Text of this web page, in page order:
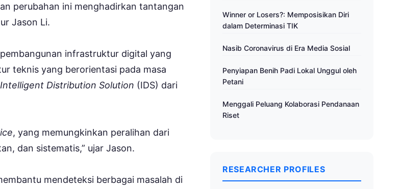
perubahan ini menghadirkan tantangan
Jason Li.
infrastruktur digital yang
teknis yang berorientasi pada masa
Intelligent Distribution Solution (IDS) dari
, yang memungkinkan peralihan dari
dan sistematis,” ujar Jason.
mendeteksi berbagai masalah di
Winner or Losers?: Memposisikan Diri
dalam Determinasi TIK
Nasib Coronavirus di Era Media Sosial
Penyiapan Benih Padi Lokal Unggul oleh
Petani
Menggali Peluang Kolaborasi Pendanaan
Riset
RESEARCHER PROFILES